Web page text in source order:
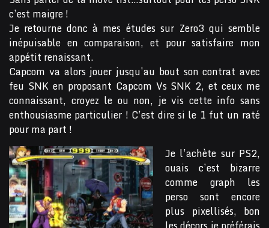
c’est maigre !
Je retourne donc à mes études sur Zero3 qui semble
inépuisable en comparaison, et pour satisfaire mon
appétit renaissant.
Capcom va alors jouer jusqu’au bout son contrat avec
feu SNK en proposant Capcom Vs SNK 2, et ceux me
connaissant, croyez le ou non, je vis cette info sans
enthousiasme particulier ! C’est dire si le 1 fut un raté
pour ma part !
Je l’achète sur PS2,
ouais c’est bizarre
comme graph les
perso sont encore
plus pixellisés, bon